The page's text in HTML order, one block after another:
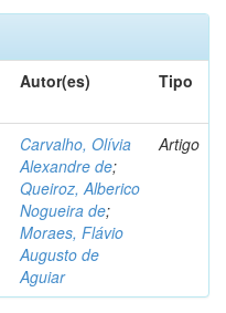
Autor(es) Tipo
Carvalho, Olívia
Alexandre de;
Queiroz, Alberico
Nogueira de;
Moraes, Flávio
Augusto de
Aguiar
Artigo